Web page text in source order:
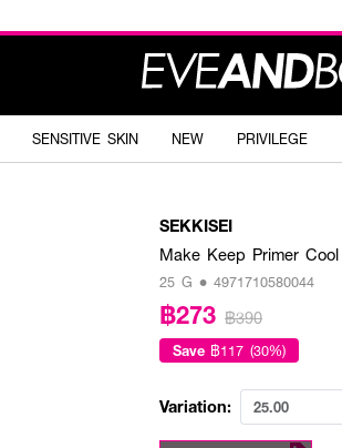
SENSITIVE SKIN NEW PRIVILEGE
SEKKISEI
Make Keep Primer Cool
25 G • 4971710580044
฿273 ฿390
Save ฿117 (30%)
Variation: 25.00